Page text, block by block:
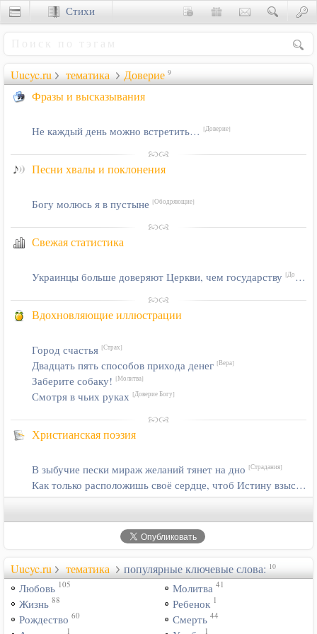
Uucyc.ru тематика Доверие 9
Фразы и высказывания
Не каждый день можно встретить… [Доверие]
Песни хвалы и поклонения
Богу молюсь я в пустыне [Ободряющие]
Свежая статистика
Украинцы больше доверяют Церкви, чем государству [Доверие]
Вдохновляющие иллюстрации
Город счастья [Страх]
Двадцать пять способов прихода денег [Вера]
Заберите собаку! [Молитва]
Смотря в чьих руках [Доверие Богу]
Христианская поэзия
В зыбучие пески мираж желаний тянет на дно [Страдания]
Как только расположишь своё сердце, чтоб Истину взыскать
Uucyc.ru тематика популярные ключевые слова: 10
Любовь 105
Жизнь 88
Рождество 60
1
Молитва 41
Ребенок 1
Смерть 44
1
Стихи